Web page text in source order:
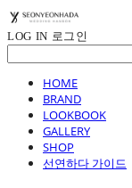
LOG IN 로그인
HOME
BRAND
LOOKBOOK
GALLERY
SHOP
선연하다 가이드